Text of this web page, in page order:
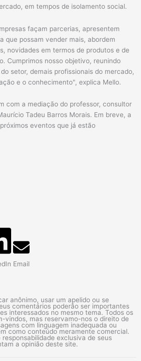
em tempos de isolamento social.
façam parcerias, apresentem
que possam vender mais, abordem
novidades em termos de produtos e de
Cumprimos nosso objetivo, reunindo
setor, demais profissionais do mercado,
e o conhecimento", explica Mello.
com a mediação do professor, consultor
Tadeu Barros Morais. Em breve, a
eventos que já estão
Email
anônimo, usar um apelido ou se
comentários poderão ser importantes
interessados no mesmo tema. Todos os
vindos, mas reservamo-nos o direito de
com linguagem inadequada ou
como conteúdo meramente comercial.
exclusiva de seus
a opinião deste site.